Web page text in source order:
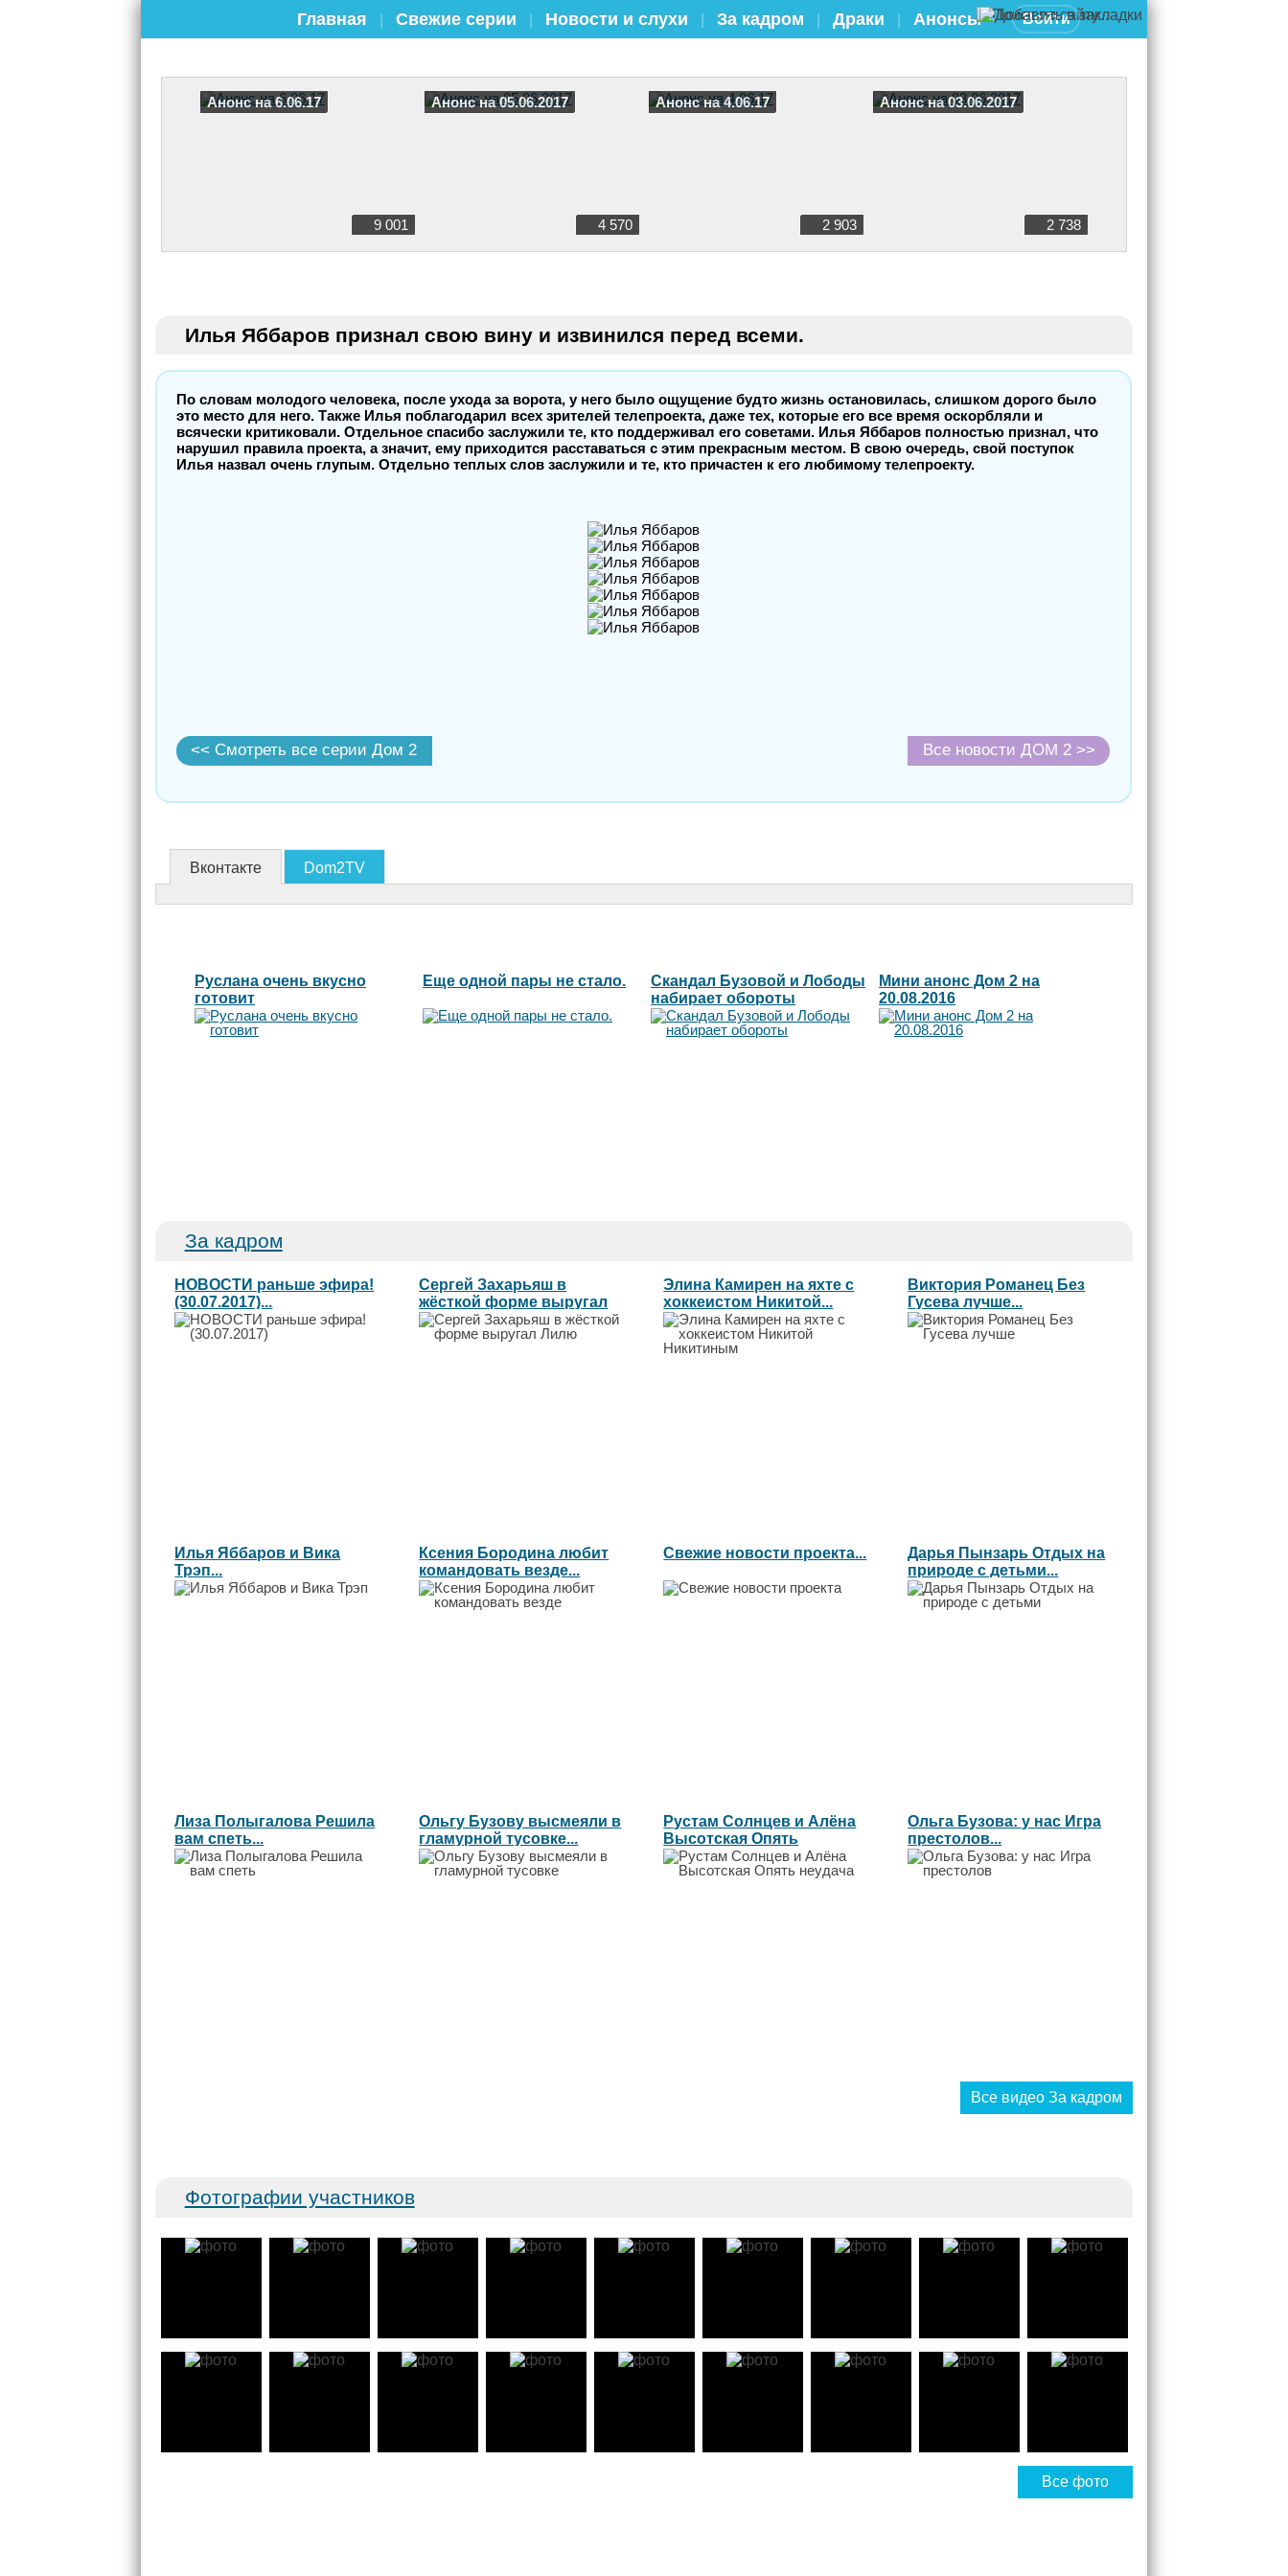
Главная Свежие серии Новости и слухи За кадром Драки Анонсы Войти
Анонс на 6.06.17
9 001
Анонс на 05.06.2017
4 570
Анонс на 4.06.17
2 903
Анонс на 03.06.2017
2 738
Илья Яббаров признал свою вину и извинился перед всеми.
По словам молодого человека, после ухода за ворота, у него было ощущение будто жизнь остановилась, слишком дорого было
это место для него. Также Илья поблагодарил всех зрителей телепроекта, даже тех, которые его все время оскорбляли и
всячески критиковали. Отдельное спасибо заслужили те, кто поддерживал его советами. Илья Яббаров полностью признал, что
нарушил правила проекта, а значит, ему приходится расставаться с этим прекрасным местом. В свою очередь, свой поступок
Илья назвал очень глупым. Отдельно теплых слов заслужили и те, кто причастен к его любимому телепроекту.
<< Смотреть все серии Дом 2 Все новости ДОМ 2 >>
Вконтакте Dom2TV
Руслана очень вкусно
готовит
Еще одной пары не стало.
Скандал Бузовой и Лободы
набирает обороты
Мини анонс Дом 2 на
20.08.2016
За кадром
НОВОСТИ раньше эфира!
(30.07.2017)...
Сергей Захарьяш в
жёсткой форме выругал
Лилю...
Элина Камирен на яхте с
хоккеистом Никитой...
Виктория Романец Без
Гусева лучше...
Илья Яббаров и Вика
Трэп...
Ксения Бородина любит
командовать везде...
Свежие новости проекта...
Дарья Пынзарь Отдых на
природе с детьми...
Лиза Полыгалова Решила
вам спеть...
Ольгу Бузову высмеяли в
гламурной тусовке...
Рустам Солнцев и Алёна
Высотская Опять
неудача...
Ольга Бузова: у нас Игра
престолов...
Все видео За кадром
Фотографии участников
Все фото